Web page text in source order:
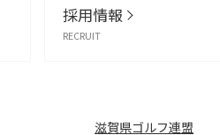
採用情報
RECRUIT
滋賀県ゴルフ連盟